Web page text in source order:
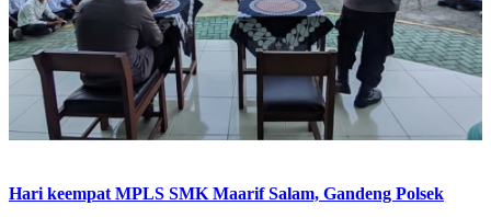
Hari keempat MPLS SMK Maarif Salam, Gandeng Polsek